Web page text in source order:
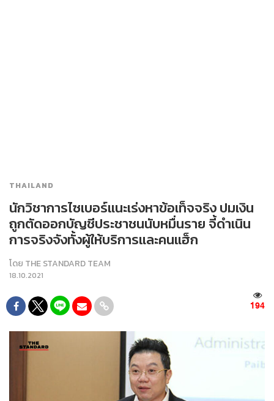
THAILAND
นักวิชาการไซเบอร์แนะเร่งหาข้อเท็จจริง ปมเงิน
ถูกตัดออกบัญชีประชาชนนับหมื่นราย จี้ดำเนิน
การจริงจังทั้งผู้ให้บริการและคนแฮ็ก
โดย THE STANDARD TEAM
18.10.2021
194